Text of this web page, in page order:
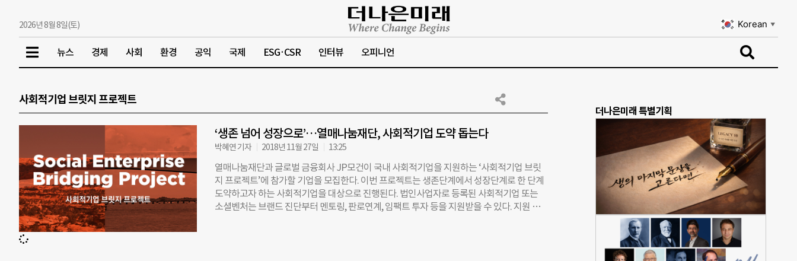
2026년 8월 8일(토) Korean ▼
뉴스 경제 사회 환경 공익 국제 ESG·CSR 인터뷰 오피니언
사회적기업 브릿지 프로젝트
‘생존 넘어 성장으로’…열매나눔재단, 사회적기업 도약 돕는다
박혜연 기자 2018년 11월 27일 13:25
열매나눔재단과 글로벌 금융회사 JP모건이 국내 사회적기업을 지원하는 ‘사회적기업 브릿
지 프로젝트’에 참가할 기업을 모집한다. 이번 프로젝트는 생존단계에서 성장단계로 한 단계
도약하고자 하는 사회적기업을 대상으로 진행된다. 법인사업자로 등록된 사회적기업 또는
소셜벤처는 브랜드 진단부터 멘토링, 판로연계, 임팩트 투자 등을 지원받을 수 있다. 지원 대
더나은미래 특별기획